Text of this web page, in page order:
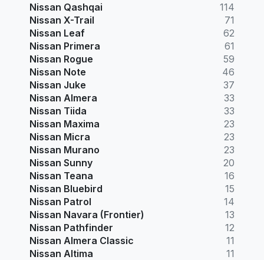
Nissan Qashqai
114
Nissan X-Trail
71
Nissan Leaf
62
Nissan Primera
61
Nissan Rogue
59
Nissan Note
46
Nissan Juke
37
Nissan Almera
33
Nissan Tiida
33
Nissan Maxima
23
Nissan Micra
23
Nissan Murano
23
Nissan Sunny
20
Nissan Teana
16
Nissan Bluebird
15
Nissan Patrol
14
Nissan Navara (Frontier)
13
Nissan Pathfinder
12
Nissan Almera Classic
11
Nissan Altima
11